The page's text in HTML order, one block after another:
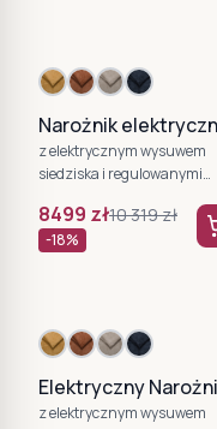
z elektrycznym wysuwem
siedziska i regulowanymi
8499 zł10 319zł
-18%
z elektrycznym wysuwem